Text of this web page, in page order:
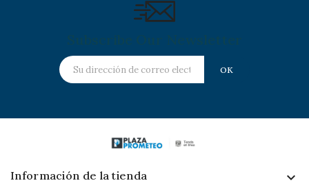
Información de la tienda keyboard_arrow_down